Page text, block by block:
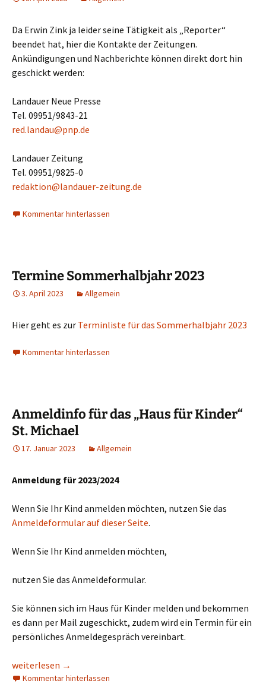
Da Erwin Zink ja leider seine Tätigkeit als „Reporter“
beendet hat, hier die Kontakte der Zeitungen.
Ankündigungen und Nachberichte können direkt dort hin
geschickt werden:
Landauer Neue Presse
Tel. 09951/9843-21
red.landau@pnp.de
Landauer Zeitung
Tel. 09951/9825-0
redaktion@landauer-zeitung.de
Kommentar hinterlassen
Termine Sommerhalbjahr 2023
3. April 2023 Allgemein
Hier geht es zur Terminliste für das Sommerhalbjahr 2023
Kommentar hinterlassen
Anmeldinfo für das „Haus für Kinder“
St. Michael
17. Januar 2023 Allgemein
Anmeldung für 2023/2024
Wenn Sie Ihr Kind anmelden möchten, nutzen Sie das
Anmeldeformular auf dieser Seite.
Wenn Sie Ihr Kind anmelden möchten,
nutzen Sie das Anmeldeformular.
Sie können sich im Haus für Kinder melden und bekommen
es dann per Mail zugeschickt, zudem wird ein Termin für ein
persönliches Anmeldegespräch vereinbart.
Anmeldinfo für das „Haus für Kinder“ St. Michael
weiterlesen →
Kommentar hinterlassen